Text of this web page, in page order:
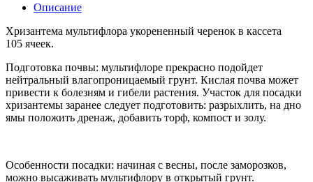
Описание
Хризантема мультифлора укорененный черенок в кассета
105 ячеек.
Подготовка почвы: мультифлоре прекрасно подойдет
нейтральный влагопроницаемый грунт. Кислая почва может
привести к болезням и гибели растения. Участок для посадки
хризантемы заранее следует подготовить: разрыхлить, на дно
ямы положить дренаж, добавить торф, компост и золу.
Особенности посадки: начиная с весны, после заморозков,
можно высаживать мультифлору в открытый грунт.